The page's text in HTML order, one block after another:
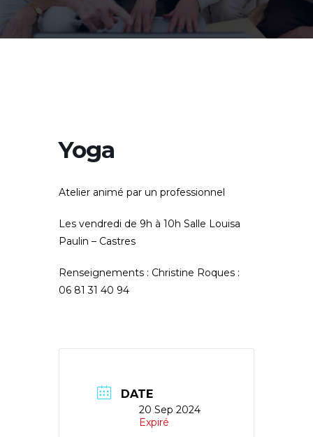
Yoga
Atelier animé par un professionnel
Les vendredi de 9h à 10h Salle Louisa
Paulin – Castres
Renseignements : Christine Roques :
06 81 31 40 94
DATE
20 Sep 2024
Expiré